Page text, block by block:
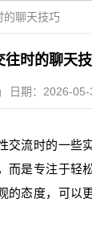
的聊天技巧
往时的聊天
日期：2026-
交流时的一些
而是专注于轻
的态度，可以